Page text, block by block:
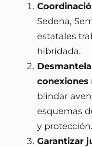
Sedena,
estatales
hibridada.
conexiones
blindar
esquemas
y protección.
Garantizar